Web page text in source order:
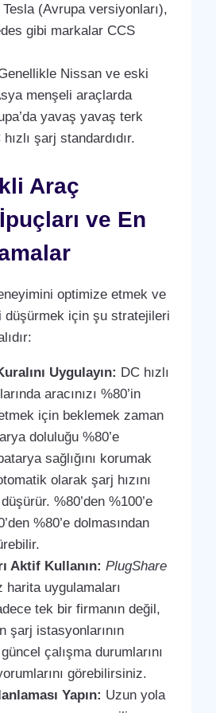
(Avrupa versiyonları),
gibi markalar CCS
Nissan ve eski
menşeli araçlarda
yavaş yavaş terk
şarj standardıdır.
Araç
ve En
optimize etmek ve
düşürmek için şu stratejileri
Uygulayın: DC hızlı
aracınızı %80’in
için beklemek zaman
doluluğu %80’e
sağlığını korumak
olarak şarj hızını
%80’den %100’e
%80’e dolmasından
Aktif Kullanın: PlugShare
harita uygulamaları
tek bir firmanın değil,
şarj istasyonlarının
çalışma durumlarını
görebilirsiniz.
Yapın: Uzun yola